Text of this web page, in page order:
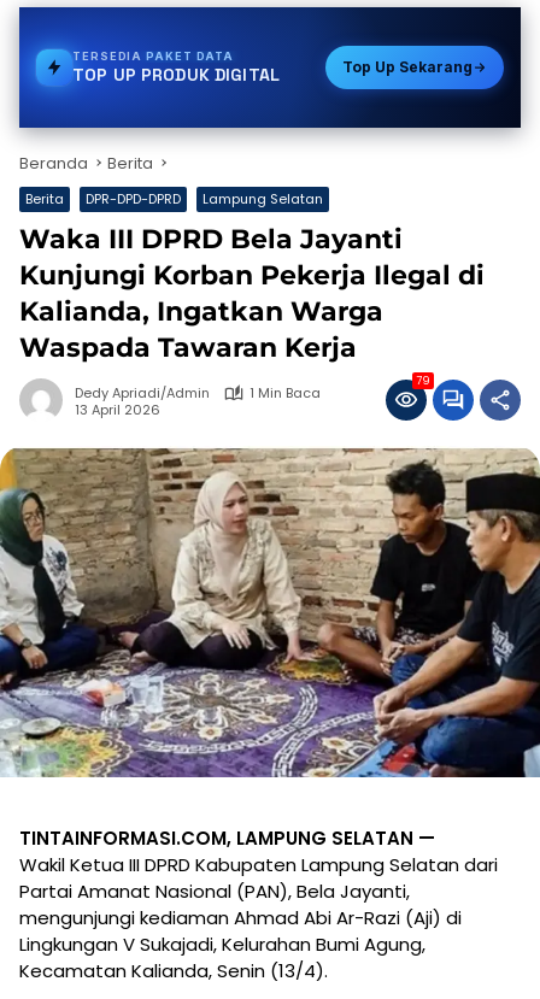
TERSEDIAPULSA
TOP UP PRODUK DIGITAL Top Up Sekarang
Beranda Berita
Berita DPR-DPD-DPRD Lampung Selatan
Waka III DPRD Bela Jayanti
Kunjungi Korban Pekerja Ilegal di
Kalianda, Ingatkan Warga
Waspada Tawaran Kerja
Dedy Apriadi/Admin
1 Min Baca
13 April 2026
79
TINTAINFORMASI.COM, LAMPUNG SELATAN —
Wakil Ketua III DPRD Kabupaten Lampung Selatan dari
Partai Amanat Nasional (PAN), Bela Jayanti,
mengunjungi kediaman Ahmad Abi Ar-Razi (Aji) di
Lingkungan V Sukajadi, Kelurahan Bumi Agung,
Kecamatan Kalianda, Senin (13/4).